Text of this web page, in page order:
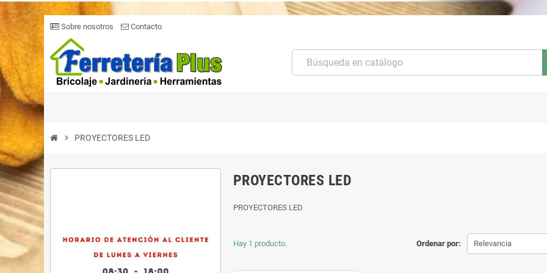
Sobre nosotros Contacto
chevron_right PROYECTORES LED
PROYECTORES LED
PROYECTORES LED
Ordenar por: Relevancia
Hay 1 producto.